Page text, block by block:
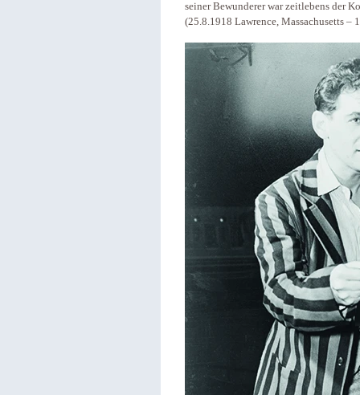
seiner Bewunderer war zeitlebens der
(25.8.1918 Lawrence, Massachusetts –